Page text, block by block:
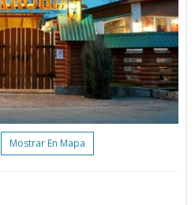
Mostrar En Mapa